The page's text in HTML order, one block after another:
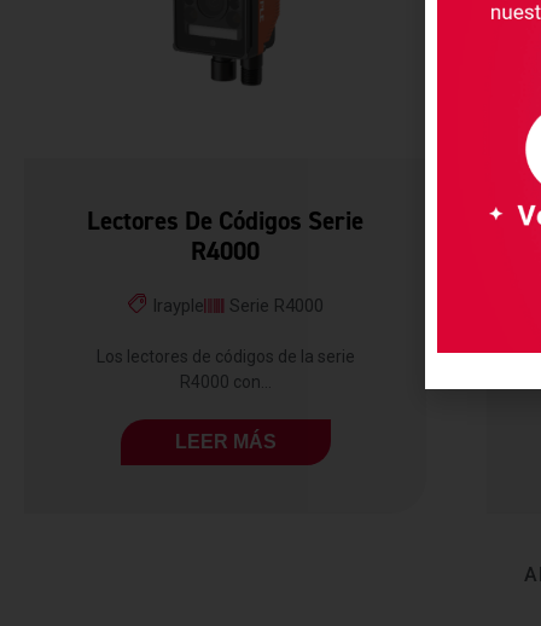
Lectores De Códigos Serie
R4000
Irayple Serie R4000
Los lectores de códigos de la serie
R4000 con...
LEER MÁS